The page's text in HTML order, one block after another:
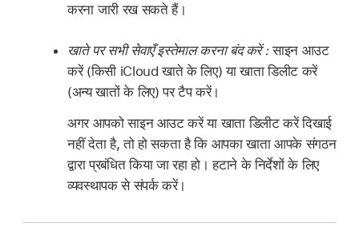
करना जारी रख सकते हैं।
खाते पर सभी सेवाएँ इस्तेमाल करना बंद करें :साइन आउट
करें (किसी iCloud खाते के लिए) या खाता डिलीट करें
(अन्य खातों के लिए) पर टैप करें।
अगर आपको साइन आउट करें या खाता डिलीट करें दिखाई
नहीं देता है, तो हो सकता है कि आपका खाता आपके संगठन
द्वारा प्रबंधित किया जा रहा हो। हटाने के निर्देशों के लिए
व्यवस्थापक से संपर्क करें।